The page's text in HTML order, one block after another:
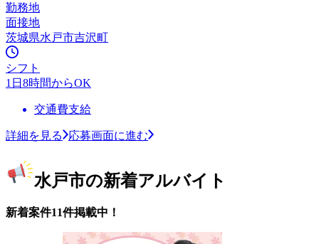
勤務地
面接地
茨城県水戸市吉沢町
シフト
1日8時間からOK
交通費支給
詳細を見る 応募画面に進む
水戸市の新着アルバイト
新着案件11件掲載中！